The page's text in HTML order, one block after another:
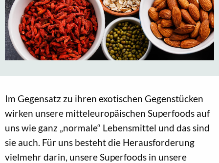
Im Gegensatz zu ihren exotischen Gegenstücken
wirken unsere mitteleuropäischen Superfoods auf
uns wie ganz „normale“ Lebensmittel und das sind
sie auch. Für uns besteht die Herausforderung
vielmehr darin, unsere Superfoods in unsere